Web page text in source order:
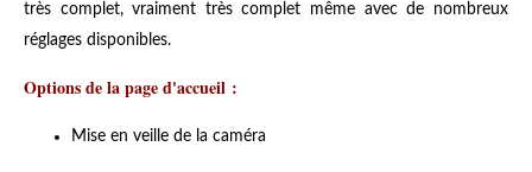
très complet, vraiment très complet même avec de nombreux
réglages disponibles.
Options de la page d'accueil :
Mise en veille de la caméra